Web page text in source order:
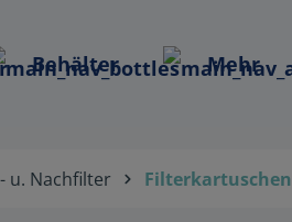
Behälter Mehr
u. Nachfilter Filterkartuschen